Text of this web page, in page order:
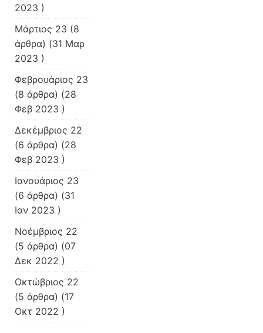
2023 )
Μάρτιος 23 (8
άρθρα) (31 Μαρ
2023 )
Φεβρουάριος 23
(8 άρθρα) (28
Φεβ 2023 )
Δεκέμβριος 22
(6 άρθρα) (28
Φεβ 2023 )
Ιανουάριος 23
(6 άρθρα) (31
Ιαν 2023 )
Νοέμβριος 22
(5 άρθρα) (07
Δεκ 2022 )
Οκτώβριος 22
(5 άρθρα) (17
Οκτ 2022 )